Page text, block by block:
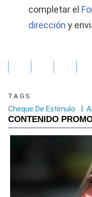
completar el
dirección y
TAGS
Cheque De Estímulo |